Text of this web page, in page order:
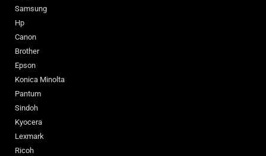
Samsung
Hp
Canon
Brother
Epson
Konica Minolta
Pantum
Sindoh
Kyocera
Lexmark
Ricoh